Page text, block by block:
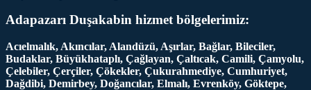
Adapazarı Duşakabin hizmet bölgelerimiz:
Acıelmalık, Akıncılar, Alandüzü, Aşırlar, Bağlar, Bileciler,
Budaklar, Büyükhataplı, Çağlayan, Çaltıcak, Camili, Çamyolu,
Çelebiler, Çerçiler, Çökekler, Çukurahmediye, Cumhuriyet,
Dağdibi, Demirbey, Doğancılar, Elmalı, Evrenköy, Göktepe,